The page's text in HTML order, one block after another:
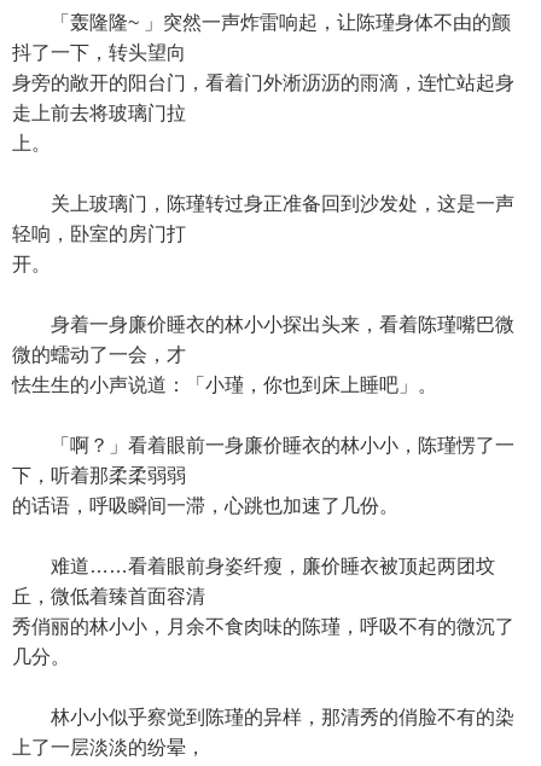
「轰隆隆~ 」突然一声炸雷响起，让陈瑾身体不由的颤
抖了一下，转头望向
身旁的敞开的阳台门，看着门外淅沥沥的雨滴，连忙站起身
走上前去将玻璃门拉
上。
关上玻璃门，陈瑾转过身正准备回到沙发处，这是一声
轻响，卧室的房门打
开。
身着一身廉价睡衣的林小小探出头来，看着陈瑾嘴巴微
微的蠕动了一会，才
怯生生的小声说道：「小瑾，你也到床上睡吧」。
「啊？」看着眼前一身廉价睡衣的林小小，陈瑾愣了一
下，听着那柔柔弱弱
的话语，呼吸瞬间一滞，心跳也加速了几份。
难道……看着眼前身姿纤瘦，廉价睡衣被顶起两团坟
丘，微低着臻首面容清
秀俏丽的林小小，月余不食肉味的陈瑾，呼吸不有的微沉了
几分。
林小小似乎察觉到陈瑾的异样，那清秀的俏脸不有的染
上了一层淡淡的纷晕，